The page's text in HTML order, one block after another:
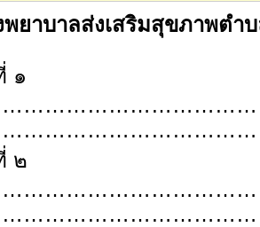
พยาบาลส่งเสริมสุขภาพตำ
๑
๒